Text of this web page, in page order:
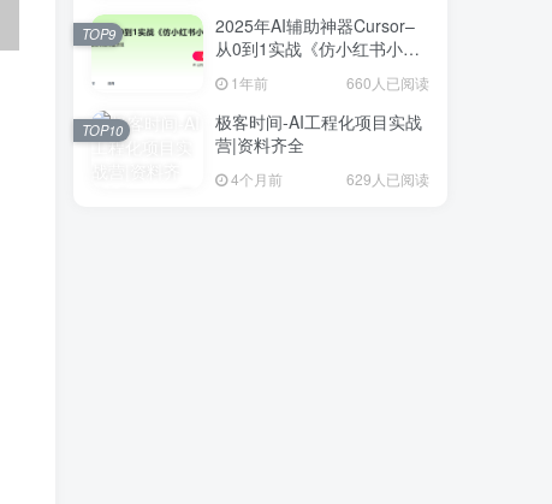
2025年AI辅助神器Cursor–
从0到1实战《仿小红书小程
序》1年前 660人已阅读
TOP9
极客时间-AI工程化项目实战
营|资料齐全
4个月前 629人已阅读
TOP10